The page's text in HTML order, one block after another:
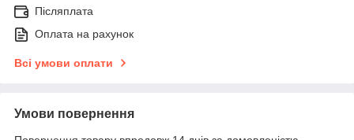
Післяплата
Оплата на рахунок
Всі умови оплати
Умови повернення